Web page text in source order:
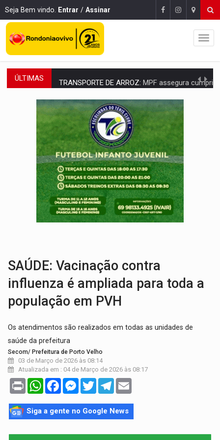
Seja Bem vindo. Entrar / Assinar
ÚLTIMAS TRANSPORTE DE ARROZ: MPF assegura cumprimento da legislação sobre transporte
DEEPFAKE:Sancionada lei contra violência sexual infantil na
COLEGIADO:Brasil e Rússia discutem energia nuclear, defesa e
URGENTE:Colisão entre caminhão e carro deixa quatro mortos e um em
ENCONTRO:Amazônia Negra ganha projeção nacional com participação de
PREVISÃO:Porto Velho tem chances de chuvas isoladas nesta
SINDICATOS UNIDOS:Assembleia Geral delibera greve da educação
PROCESSO SELETIVO:Rondoniaovivo abre oficina de Comunicação com
SAÚDE: Vacinação contra
influenza é ampliada para toda a
população em PVH
Os atendimentos são realizados em todas as unidades de
saúde da prefeitura
Secom/ Prefeitura de Porto Velho
03 de Março de 2026 às 08:14
Atualizada em : 04 de Março de 2026 às 08:17
Print WhatsAppFacebookMessenger
TwitterTelegram
Siga a gente no Google News